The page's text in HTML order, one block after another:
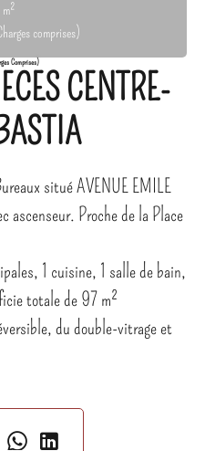
comprises)
Comprises)
CENTRE-
situé AVENUE EMILE
ascenseur. Proche de la Place
1 cuisine, 1 salle de bain,
totale de 97 m²
du double-vitrage et